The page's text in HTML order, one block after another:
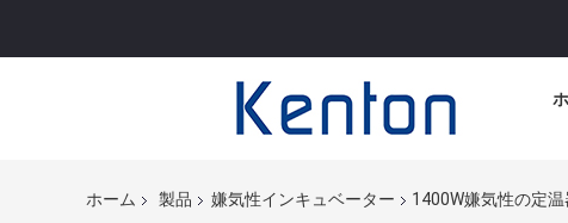
ホーム 製品 嫌気性インキュベーター 1400W嫌気性の定